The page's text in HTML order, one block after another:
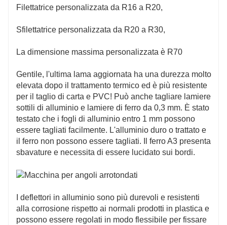
progettazione. Alcune macchine per la filettatura degli
scaricare automaticamente la carta, migliorando
ampiamente diffuseUtilizzato per tagliare alluminio
puro, PVC, rame, carta e alcune finte pelli. Si prega di
consultare il servizio clienti online per spessore e
materiale.per renderli più belli, comodi e resistenti.
L'utilizzo di una macchina filettatrice può aumentare
l'attrattiva del materiale, migliorarne la sensazione al
tatto e migliorarne la qualità complessiva.
Quando si sceglie una macchina filettatrice, è
necessario considerare fattori quali la gamma
facilità d'uso e la sicurezza. Un uso e una
manutenzione corretti della filettatrice possono
Filettatrice personalizzata da R16 a R20,
Sfilettatrice personalizzata da R20 a R30,
La dimensione massima personalizzata è R70
Gentile, l'ultima lama aggiornata ha una durezza molto
elevata dopo il trattamento termico ed è più resistente
per il taglio di carta e PVC! Può anche tagliare lamiere
sottili di alluminio e lamiere di ferro da 0,3 mm. È stato
testato che i fogli di alluminio entro 1 mm possono
essere tagliati facilmente. L'alluminio duro o trattato e
il ferro non possono essere tagliati. Il ferro A3 presenta
sbavature e necessita di essere lucidato sui bordi.
I deflettori in alluminio sono più durevoli e resistenti
alla corrosione rispetto ai normali prodotti in plastica e
possono essere regolati in modo flessibile per fissare